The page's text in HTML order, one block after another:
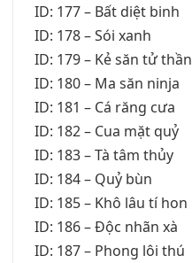
ID: 177 – Bất diệt binh
ID: 178 – Sói xanh
ID: 179 – Kẻ săn tử thần
ID: 180 – Ma săn ninja
ID: 181 – Cá răng cưa
ID: 182 – Cua mặt quỷ
ID: 183 – Tà tâm thủy
ID: 184 – Quỷ bùn
ID: 185 – Khô lâu tí hon
ID: 186 – Độc nhãn xà
ID: 187 – Phong lôi thú